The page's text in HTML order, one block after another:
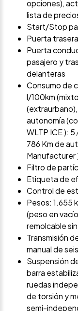
opciones),
lista de
Start/Stop
Puerta
Puerta
pasajero y
delanteras
Consumo de
l/100km
autonomía
WLTP ICE ):
786 Km de
Manufacturer
Filtro de
Etiqueta de
Control de
Pesos: 1.655
(peso en
remolcable
Transmisión
manual de
Suspensión
barra
ruedas
de torsión y
semi-